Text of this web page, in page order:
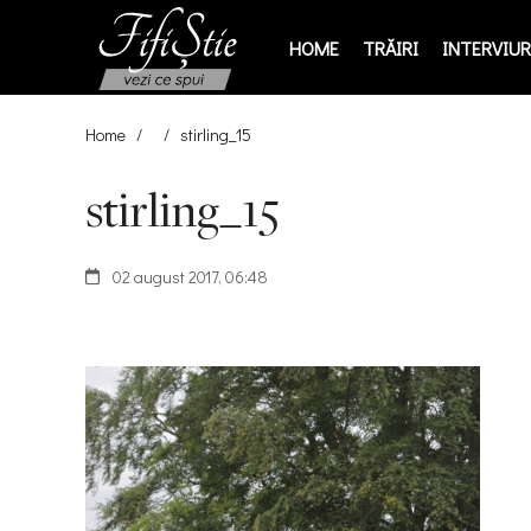
HOME TRĂIRI
Home / / stirling_15
stirling_15
02 august 2017, 06:48